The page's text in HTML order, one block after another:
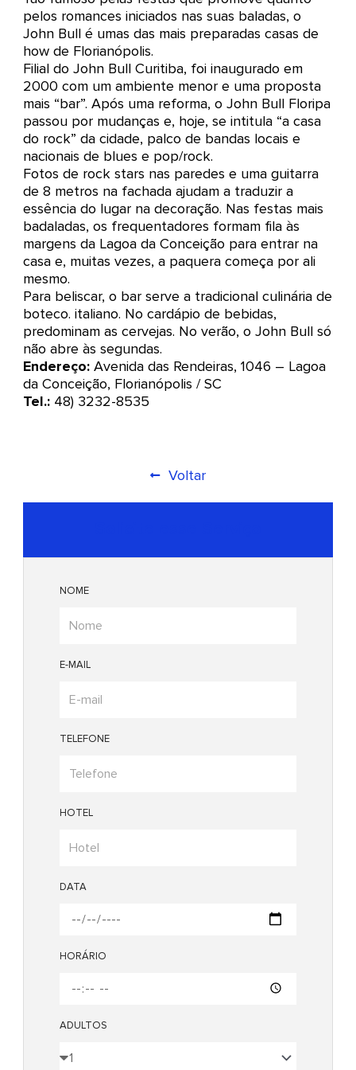
pelos romances iniciados nas suas baladas, o
John Bull é umas das mais preparadas casas de
how de Florianópolis.
Filial do John Bull Curitiba, foi inaugurado em
2000 com um ambiente menor e uma proposta
mais “bar”. Após uma reforma, o John Bull Floripa
passou por mudanças e, hoje, se intitula “a casa
do rock” da cidade, palco de bandas locais e
nacionais de blues e pop/rock.
Fotos de rock stars nas paredes e uma guitarra
de 8 metros na fachada ajudam a traduzir a
essência do lugar na decoração. Nas festas mais
badaladas, os frequentadores formam fila às
margens da Lagoa da Conceição para entrar na
casa e, muitas vezes, a paquera começa por ali
mesmo.
Para beliscar, o bar serve a tradicional culinária de
boteco. italiano. No cardápio de bebidas,
predominam as cervejas. No verão, o John Bull só
não abre às segundas.
Endereço:Avenida das Rendeiras, 1046 – Lagoa
da Conceição, Florianópolis / SC
Tel.:48) 3232-8535
Voltar
NOME
E-MAIL
TELEFONE
HOTEL
DATA
HORÁRIO
ADULTOS